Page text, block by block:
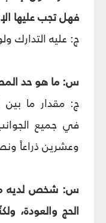
فهل تجب عليها
ج: عليه التدارك
س: ما هو حد
ج: مقدار ما بين
في جميع
وعشرين ذراعاً
س: شخص لديه من
الحج والعودة،